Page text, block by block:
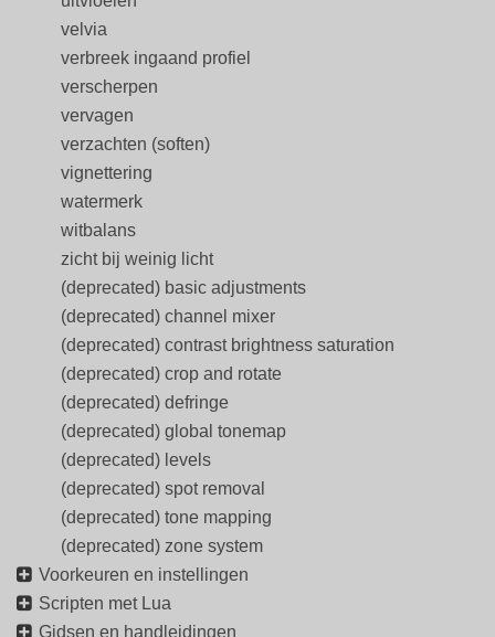
velvia
verbreek ingaand profiel
verscherpen
vervagen
verzachten (soften)
vignettering
watermerk
witbalans
zicht bij weinig licht
(deprecated) basic adjustments
(deprecated) channel mixer
(deprecated) contrast brightness saturation
(deprecated) crop and rotate
(deprecated) defringe
(deprecated) global tonemap
(deprecated) levels
(deprecated) spot removal
(deprecated) tone mapping
(deprecated) zone system
Voorkeuren en instellingen
Scripten met Lua
Gidsen en handleidingen